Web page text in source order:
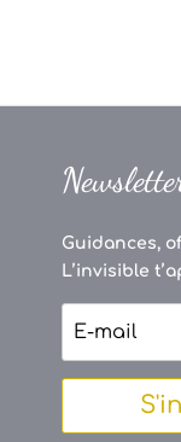
Guidances,
L’invisible